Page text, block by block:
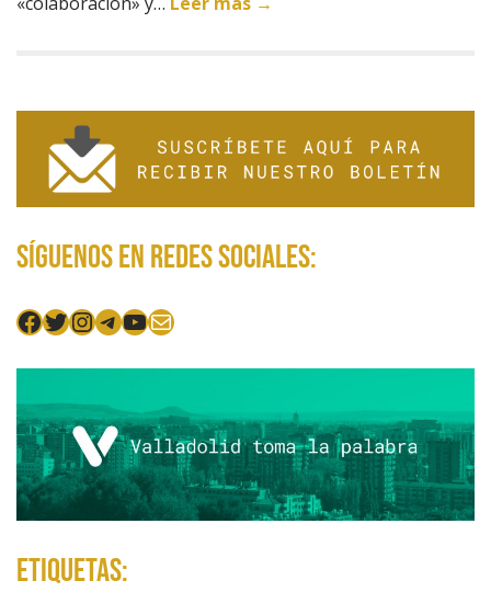
Síguenos en redes sociales:
Facebook
Twitter
Instagram
Telegram
YouTube
Mail
Etiquetas: